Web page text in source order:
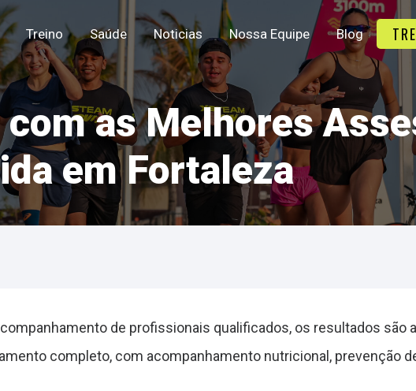
Treino Saúde Noticias Nossa Equipe Blog
as Melhores
em Fortaleza
de profissionais qualificados, os resultados são
completo, com acompanhamento nutricional, prevenção